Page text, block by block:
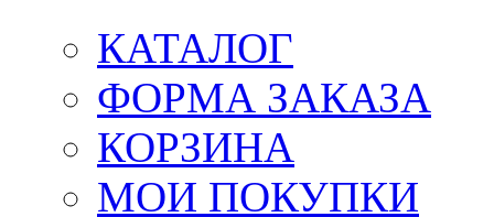
КАТАЛОГ
ФОРМА ЗАКАЗА
КОРЗИНА
МОИ ПОКУПКИ